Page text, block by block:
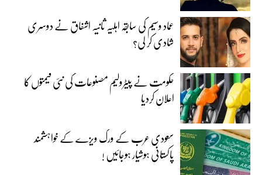
عماد وسیم کی سابقہ اہلیہ ثانیہ اشفاق نے دوسری
شادی کر لی؟
حکومت نے پیٹرولیم مصنوعات کی نئی قیمتوں کا
اعلان کردیا
سعودی عرب کے ورک ویزے کے خواہشمند
پاکستانی ہوشیار ہوجائیں !